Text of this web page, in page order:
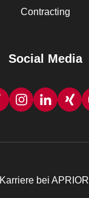
Contracting
Social Media
Karriere bei APRIORI